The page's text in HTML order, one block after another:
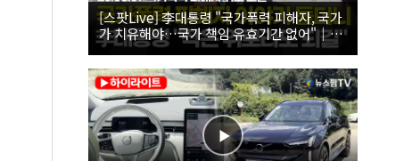
[스팟Live] 李대통령 "국가폭력 피해자, 국가
가 치유해야…국가 책임 유효기간 없어"｜
26.08.07 국가폭력 피해자 위로 오찬